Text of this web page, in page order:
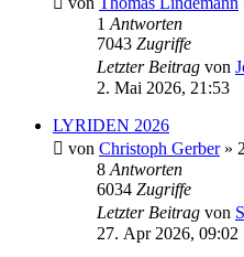
1 Antworten
7043 Zugriffe
Letzter Beitrag von
2. Mai 2026, 21:53
LYRIDEN 2026
von Christoph Gerber»
8 Antworten
6034 Zugriffe
Letzter Beitrag von
27. Apr 2026, 09:02